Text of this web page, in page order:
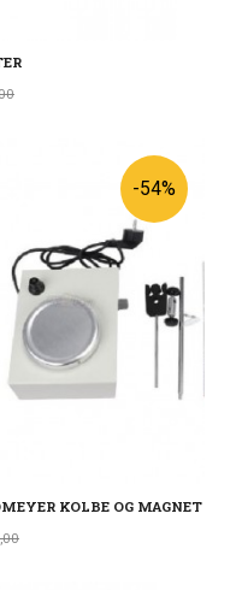
Rabatt
KOLBE OG MAGNET
Rabatt
-54%